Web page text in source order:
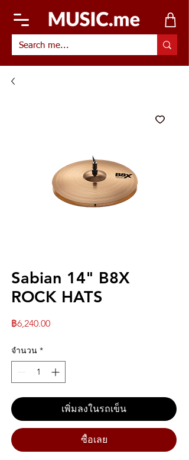
Sabian 14" B8X
ROCK HATS
฿6,240.00ราคา
จำนวน *
เพิ่มลงในรถเข็น
ซื้อเลย